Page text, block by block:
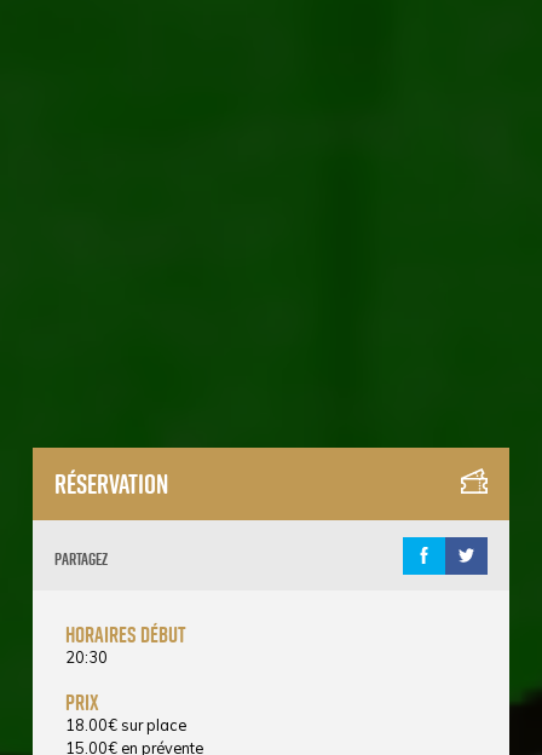
Réservation
Partagez
horaires début
20:30
prix
18.00€ sur place
15.00€ en prévente